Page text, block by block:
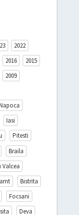
2022
2016
2015
2009
Iasi
Pitesti
Braila
Valcea
Bistrita
Focsani
Deva